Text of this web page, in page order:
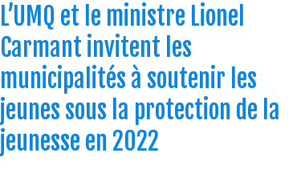
L’UMQ et le ministre Lionel
Carmant invitent les
municipalités à soutenir les
jeunes sous la protection de la
jeunesse en 2022